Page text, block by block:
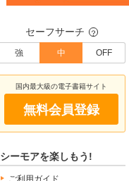
セーフサーチ ？
強 中 OFF
国内最大級の電子書籍サイト
無料会員登録
シーモアを楽しもう!
ご利用ガイド